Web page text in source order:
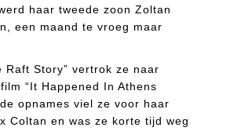
haar tweede zoon Zoltan
een maand te vroeg maar
Raft Story” vertrok ze naar
“It Happened In Athens
opnames viel ze voor haar
Coltan en was ze korte tijd weg